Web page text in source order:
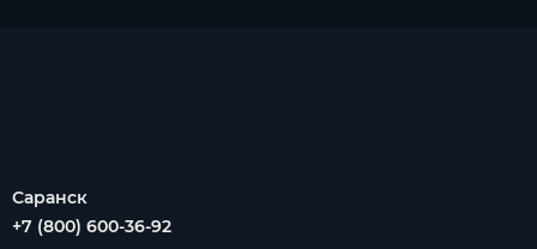
Саранск
+7 (800) 600-36-92